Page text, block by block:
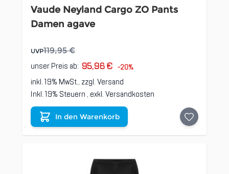
Vaude Neyland Cargo ZO Pants
Damen agave
UVP119,95 €
unser Preis ab: 95,96 € -20%
inkl. 19% MwSt., zzgl.Versand
Inkl. 19% Steuern , exkl.Versandkosten
In den Warenkorb